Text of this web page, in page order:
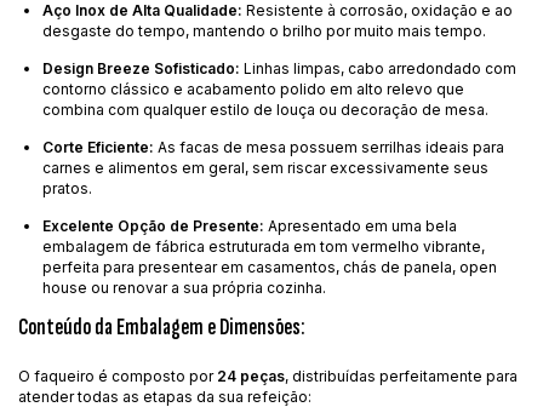
Aço Inox de Alta Qualidade: Resistente à corrosão, oxidação e ao
desgaste do tempo, mantendo o brilho por muito mais tempo.
Design Breeze Sofisticado: Linhas limpas, cabo arredondado com
contorno clássico e acabamento polido em alto relevo que
combina com qualquer estilo de louça ou decoração de mesa.
Corte Eficiente: As facas de mesa possuem serrilhas ideais para
carnes e alimentos em geral, sem riscar excessivamente seus
pratos.
Excelente Opção de Presente: Apresentado em uma bela
embalagem de fábrica estruturada em tom vermelho vibrante,
perfeita para presentear em casamentos, chás de panela, open
house ou renovar a sua própria cozinha.
Conteúdo da Embalagem e Dimensões:
O faqueiro é composto por 24 peças, distribuídas perfeitamente para
atender todas as etapas da sua refeição: